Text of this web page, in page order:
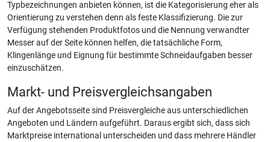
Typbezeichnungen anbieten können, ist die Kategorisierung eher als
Orientierung zu verstehen denn als feste Klassifizierung. Die zur
Verfügung stehenden Produktfotos und die Nennung verwandter
Messer auf der Seite können helfen, die tatsächliche Form,
Klingenlänge und Eignung für bestimmte Schneidaufgaben besser
einzuschätzen.
Markt- und Preisvergleichsangaben
Auf der Angebotsseite sind Preisvergleiche aus unterschiedlichen
Angeboten und Ländern aufgeführt. Daraus ergibt sich, dass sich
Marktpreise international unterscheiden und dass mehrere Händler